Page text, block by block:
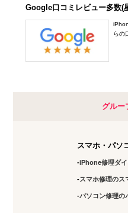
Google口コミレビュー多数(
らの
グルー
スマホ・パソ
iPhone修理ダ
スマホ修理のス
パソコン修理の